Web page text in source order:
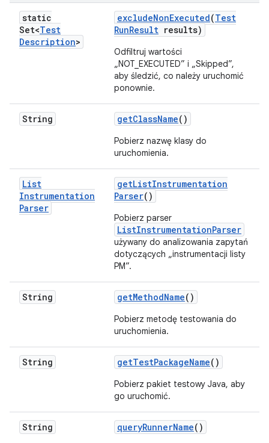
static
Set<Test
Description>
excludeNonExecuted(Test
RunResult results)
Odfiltruj wartości
„NOT_EXECUTED” i „Skipped”,
aby śledzić, co należy uruchomić
ponownie.
String getClassName()
Pobierz nazwę klasy do
uruchomienia.
List
Instrumentation
Parser
getListInstrumentation
Parser()
Pobierz parser
ListInstrumentationParser
używany do analizowania zapytań
dotyczących „instrumentacji listy
PM”.
String getMethodName()
Pobierz metodę testowania do
uruchomienia.
String getTestPackageName()
Pobierz pakiet testowy Java, aby
go uruchomić.
String queryRunnerName()